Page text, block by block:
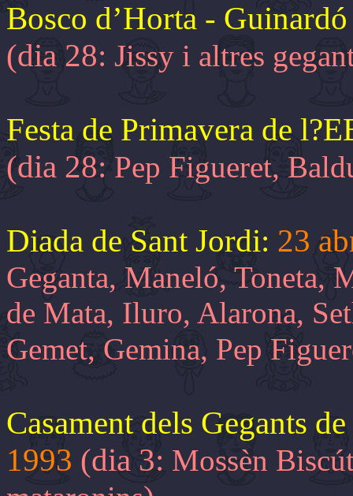
Bosco d’Horta -
(dia 28: Jissy i altres
Festa de Primavera de
(dia 28: Pep Figueret,
Diada de Sant Jordi: 23
Geganta, Maneló, Toneta,
de Mata, Iluro, Alarona,
Gemet, Gemina, Pep
Casament dels Gegants
1993 (dia 3: Mossèn